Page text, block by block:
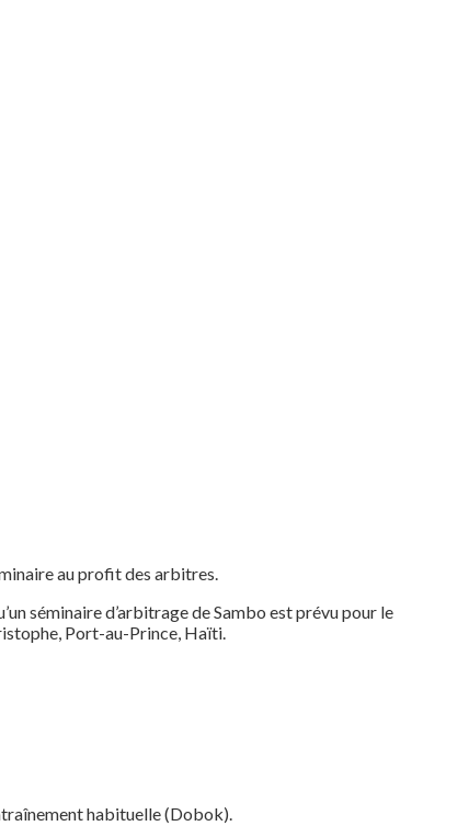
au profit des arbitres.
séminaire d’arbitrage de Sambo est prévu pour le
Port-au-Prince, Haïti.
habituelle (Dobok).